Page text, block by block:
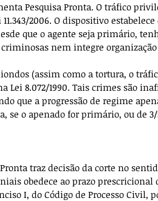
Pesquisa Pronta. O tráfico
2006. O dispositivo
que o agente seja primário,
nem integre
(assim como a tortura, o
Lei 8.072/1990. Tais crimes são
que a progressão de regime
se o apenado for primário, ou de
traz decisão da corte no
obedece ao prazo prescricional
I, do Código de Processo Civil,